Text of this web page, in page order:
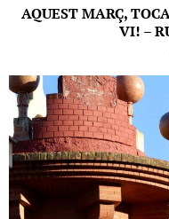
AQUEST MARÇ,
VI! –